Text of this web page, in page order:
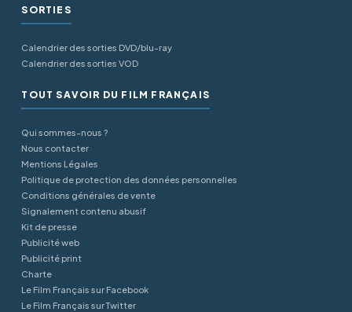
SORTIES
Calendrier des sorties DVD/blu-ray
Calendrier des sorties VOD
TOUT SAVOIR DU FILM FRANÇAIS
Qui sommes-nous ?
Nous contacter
Mentions Légales
Politique de protection des données personnelles
Conditions générales de vente
Signalement contenu abusif
Kit de presse
Publicité web
Publicité print
Charte
Le Film Français sur Facebook
Le Film Français sur Twitter